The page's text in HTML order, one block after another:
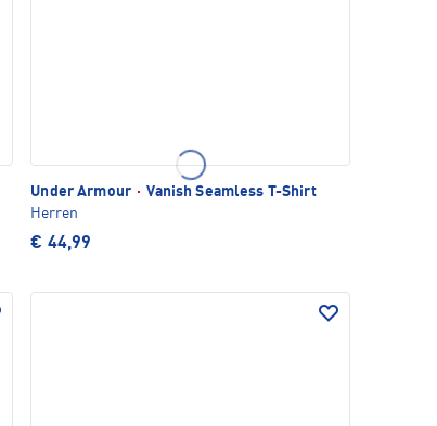
Under Armour · Vanish Seamless T-Shirt
Herren
€ 44,99